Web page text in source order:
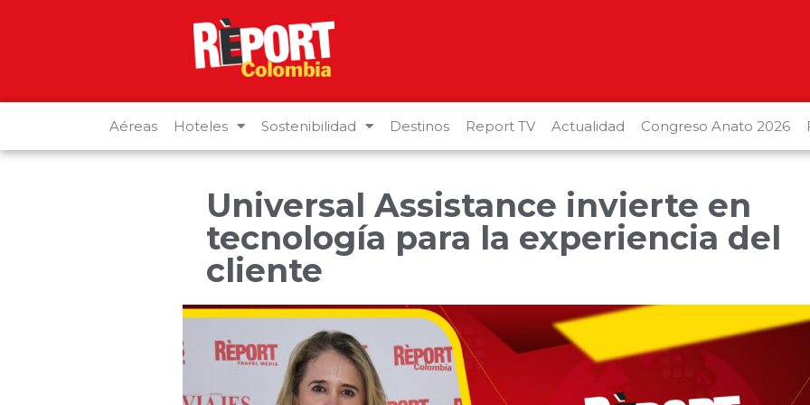
Aéreas Hoteles Sostenibilidad Destinos Report TV Actualidad Congreso Anato 2026
Universal Assistance invierte en
tecnología para la experiencia del
cliente